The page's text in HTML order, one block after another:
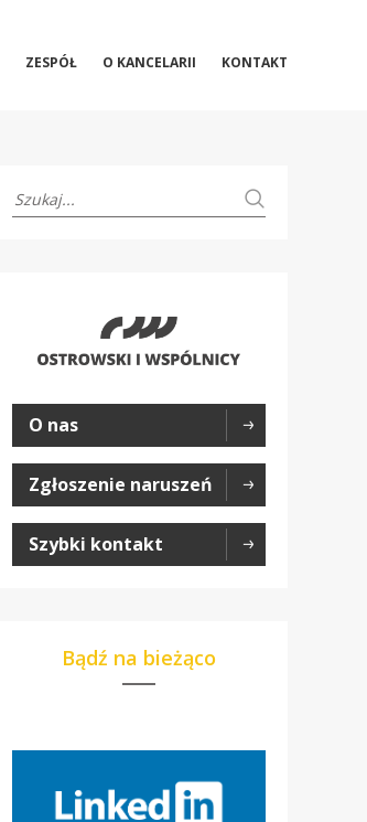
ZESPÓŁ O KANCELARII KONTAKT
O nas
Zgłoszenie naruszeń
Szybki kontakt
Bądź na bieżąco